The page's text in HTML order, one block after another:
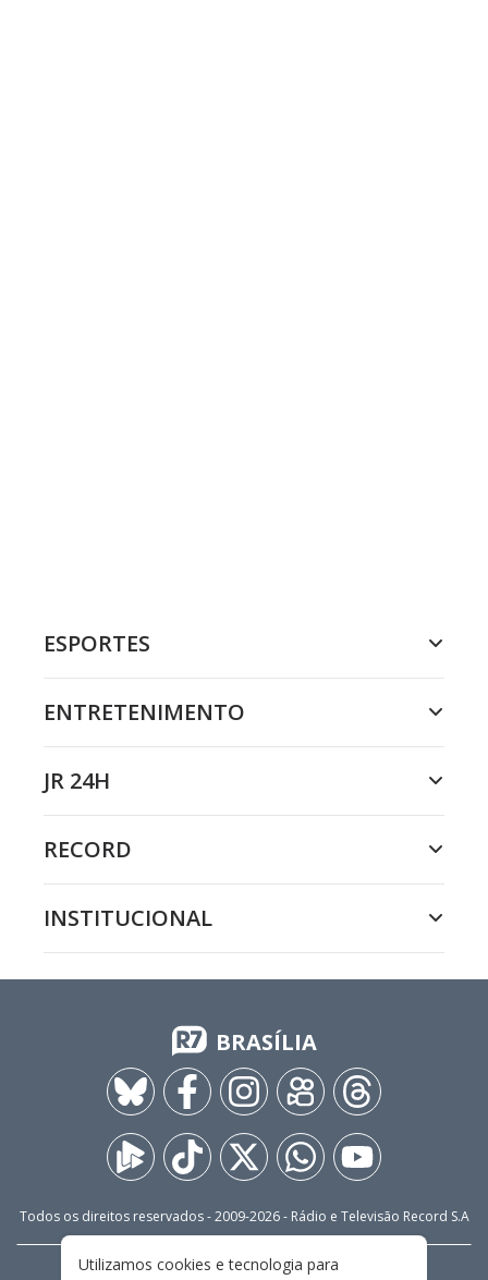
ESPORTES
ENTRETENIMENTO
JR 24H
RECORD
INSTITUCIONAL
BRASÍLIA
Todos os direitos reservados - 2009-2026- Rádio e Televisão Record S.A
Utilizamos cookies e tecnologia para